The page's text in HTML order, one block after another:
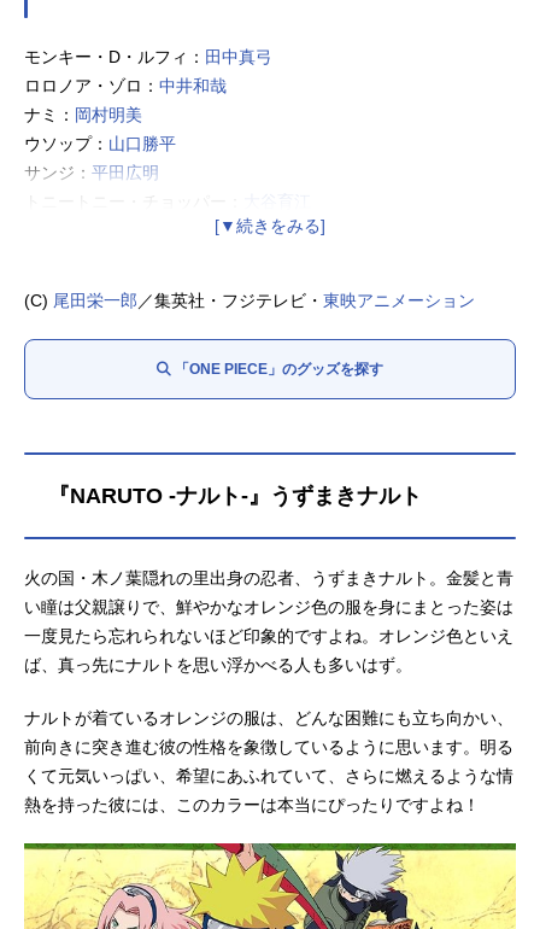
モンキー・D・ルフィ： 田中真弓
ロロノア・ゾロ： 中井和哉
ナミ： 岡村明美
ウソップ： 山口勝平
サンジ： 平田広明
山口由里子
ブルック：
チョー
シャンクス：池田秀一
マーシャル・D・ティーチ：大塚明夫
ボルサリーノ〈黄猿〉：置鮎龍太郎
サボ： 入野自由
モンキー・D・ドラゴン：柴田秀勝
(C) 尾田栄一郎／集英社・フジテレビ・ 東映アニメーション
「ONE PIECE」のグッズを探す
『NARUTO -ナルト-』うずまきナルト
火の国・木ノ葉隠れの里出身の忍者、うずまきナルト。金髪と青
い瞳は父親譲りで、鮮やかなオレンジ色の服を身にまとった姿は
一度見たら忘れられないほど印象的ですよね。オレンジ色といえ
ば、真っ先にナルトを思い浮かべる人も多いはず。
ナルトが着ているオレンジの服は、どんな困難にも立ち向かい、
前向きに突き進む彼の性格を象徴しているように思います。明る
くて元気いっぱい、希望にあふれていて、さらに燃えるような情
熱を持った彼には、このカラーは本当にぴったりですよね！